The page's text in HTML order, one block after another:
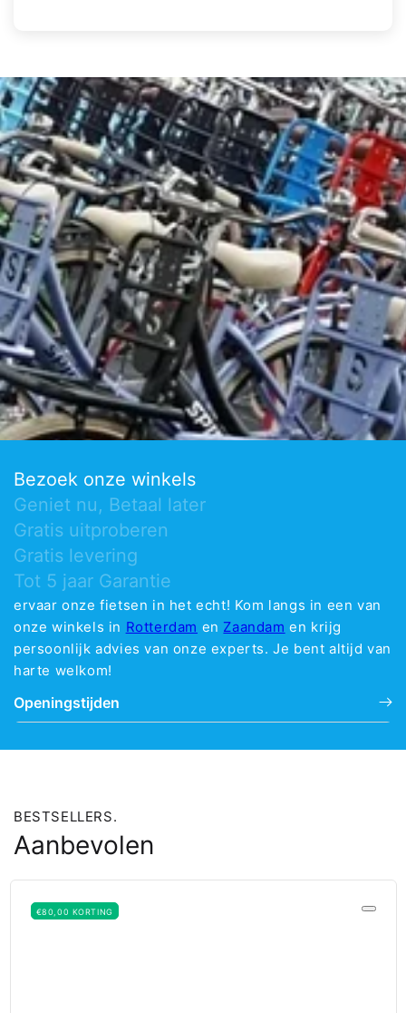
Bezoek onze winkels
Geniet nu, Betaal later
Gratis uitproberen
Gratis levering
Tot 5 jaar Garantie
ervaar onze fietsen in het echt! Kom langs in een van
onze winkels in Rotterdam en Zaandam en krijg
persoonlijk advies van onze experts. Je bent altijd van
harte welkom!
Openingstijden
BESTSELLERS.
Aanbevolen
€80,00 KORTING